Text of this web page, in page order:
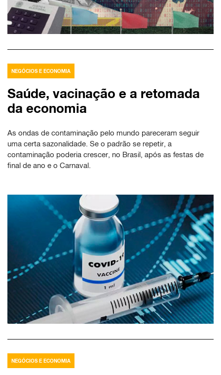
NEGÓCIOS E ECONOMIA
Saúde, vacinação e a retomada
da economia
As ondas de contaminação pelo mundo pareceram seguir
uma certa sazonalidade. Se o padrão se repetir, a
contaminação poderia crescer, no Brasil, após as festas de
final de ano e o Carnaval.
NEGÓCIOS E ECONOMIA